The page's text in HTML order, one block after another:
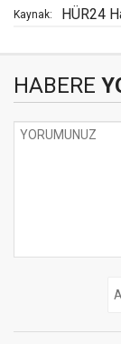
Kaynak: HÜR24
HABERE